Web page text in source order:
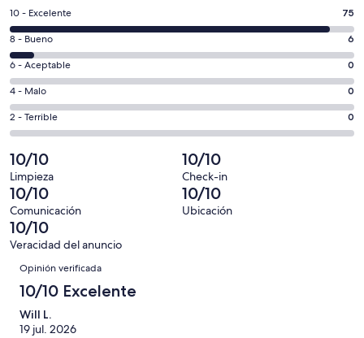
en
una
nueva
ventana
Puntuación
de
10,
es
decir,
Excelente.
Basada
en
75
de
81
opiniones
10 - Excelente 75
Puntuación
de
8,
es
decir,
Bueno.
en
6
de
81
opiniones
8 - Bueno 6
Puntuación
de
6,
es
decir,
Aceptable.
Basada
en
0
de
81
opiniones
6 - Aceptable 0
Puntuación
de
4,
decir,
Malo.
Basada
en
0
de
81
opiniones
4 - Malo 0
Puntuación
de
2,
es
decir,
Terrible.
Basada
en
de
81
opiniones
2 - Terrible 0
10/10
Limpieza
10/10
Check-in
10/10
Comunicación
10/10
Ubicación
10/10
Veracidad del anuncio
Opiniones
Opinión verificada
10/10 Excelente
Will L.
19 jul. 2026